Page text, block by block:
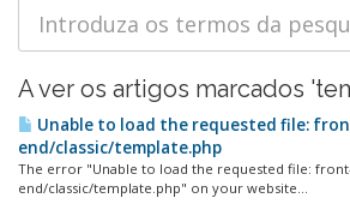
A ver os artigos marcados
Unable to load the requested file:
end/classic/template.php
The error "Unable to load the requested file:
end/classic/template.php" on your website...